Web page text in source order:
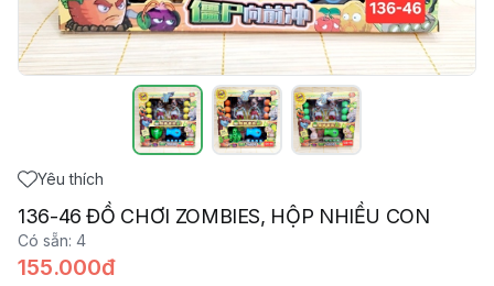
Yêu thích
136-46 ĐỒ CHƠI ZOMBIES, HỘP NHIỀU CON
Có sẵn: 4
155.000đ